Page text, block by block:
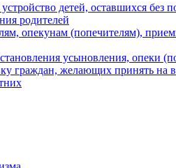
детей, оставшихся без
родителей
опекунам (попечителям),
усыновления, опеки
граждан, желающих принять на